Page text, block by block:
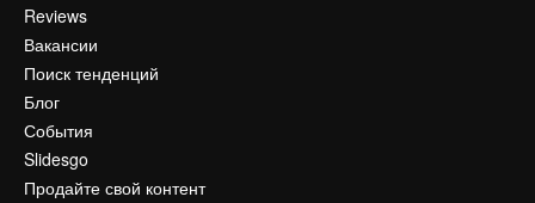
Reviews
Вакансии
Поиск тенденций
Блог
События
Slidesgo
Продайте свой контент